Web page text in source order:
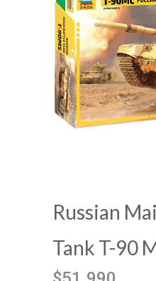
Russian
Tank T-90